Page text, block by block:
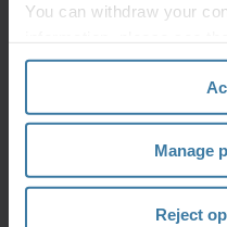
You can withdraw your
section" of ourPrivacy
Manage
Reject